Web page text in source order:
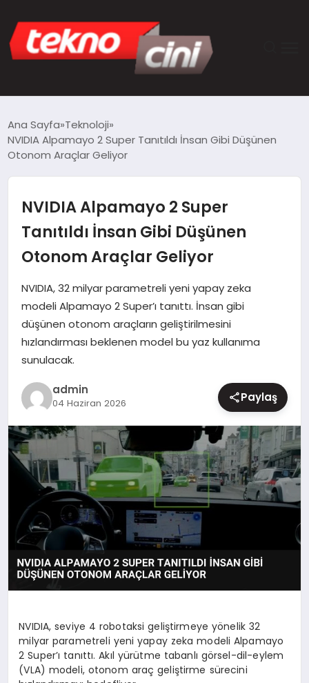
TEKNOLOJI
SAĞLIK
DÜNYA
MAGAZIN
Ana Sayfa Teknoloji
NVIDIA Alpamayo 2 Super Tanıtıldı İnsan Gibi Düşünen
Otonom Araçlar Geliyor
NVIDIA Alpamayo 2 Super
Tanıtıldı İnsan Gibi Düşünen
Otonom Araçlar Geliyor
NVIDIA, 32 milyar parametreli yeni yapay zeka
modeli Alpamayo 2 Super’ı tanıttı. İnsan gibi
düşünen otonom araçların geliştirilmesini
hızlandırması beklenen model bu yaz kullanıma
sunulacak.
admin
04 Haziran 2026 Paylaş
NVIDIA, seviye 4 robotaksi geliştirmeye yönelik 32
milyar parametreli yeni yapay zeka modeli Alpamayo
2 Super’ı tanıttı. Akıl yürütme tabanlı görsel-dil-eylem
(VLA) modeli, otonom araç geliştirme sürecini